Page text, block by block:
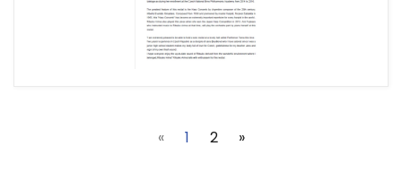
« 1(current)
2 »